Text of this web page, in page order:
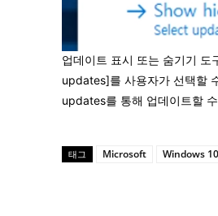
업데이트 표시 또는 숨기기
updates]를 사용자가 선택할
updates를 통해 업데이트할
태그 Microsoft Windows 10